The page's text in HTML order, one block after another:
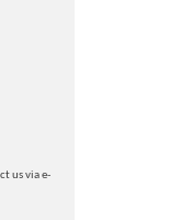
us via e-